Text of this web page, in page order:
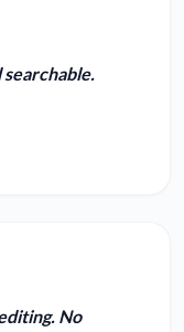
searchable.
. No